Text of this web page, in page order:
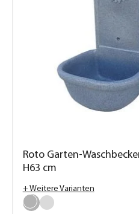
Roto Garten-
H63 cm
+ Weitere Varianten